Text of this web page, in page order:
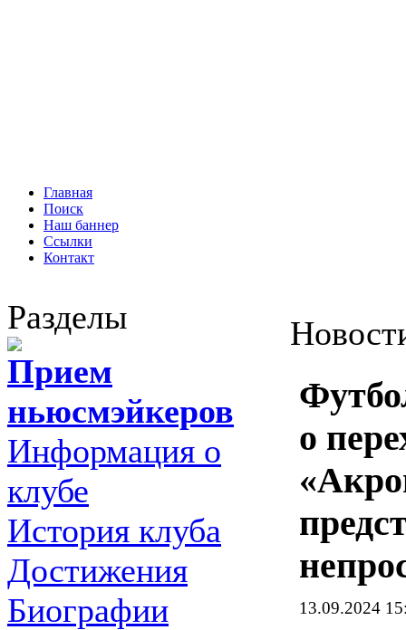
Главная
Поиск
Наш баннер
Ссылки
Контакт
Разделы
Прием
ньюсмэйкеров
Информация о
клубе
История клуба
Достижения
Биографии
о
13.09.2024